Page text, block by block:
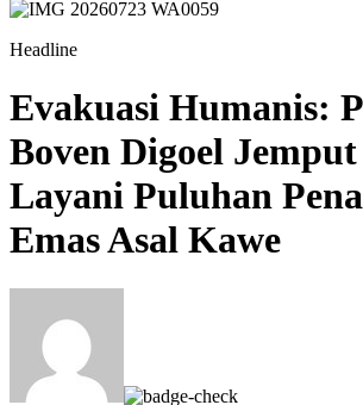
Headline
Evakuasi Humanis:
Boven Digoel
Layani Puluhan
Emas Asal Kawe